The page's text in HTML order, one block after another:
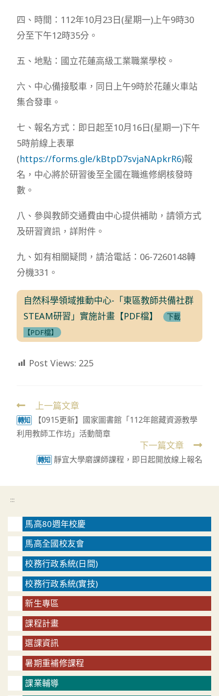
四、時間：112年10月23日(星期一)上午9時30
分至下午12時35分。
五、地點：國立花蓮高級工業職業學校。
六、中心備接駁車，同日上午9時於花蓮火車站
集合發車。
七、報名方式：即日起至10月16日(星期一)下午
5時前線上表單
(https://forms.gle/kBtpD7svjaNApkrR6)報
名，中心將於研習後至全國在職進修網核發時
數。
八、參與教師交通費由中心提供補助，請領方式
及研習資訊，詳附件。
九、如有相關疑問，請洽電話：06-7260148轉
分機331。
自然科學領域推動中心-「東區教師共備社群
STEAM研習」實施計畫【PDF檔】
下載
【PDF檔】
Post Views: 225
Read
more
articles
上一篇文章
轉知
【0915更新】國家圖書館「112年館藏資源教學
利用教師工作坊」活動簡章
下一篇文章
轉知 靜宜大學磨課師課程，即日起開放線上報名
:::
馬高80週年校慶
馬高全國校友會
校務行政系統(日間)
校務行政系統(實技)
新生專區
課程計畫
選課資訊
暑期重補修課程
課業輔導